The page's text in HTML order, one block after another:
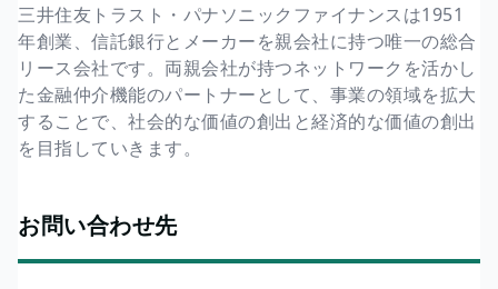
三井住友トラスト・パナソニックファイナンスは1951
年創業、信託銀行とメーカーを親会社に持つ唯一の総合
リース会社です。両親会社が持つネットワークを活かし
た金融仲介機能のパートナーとして、事業の領域を拡大
することで、社会的な価値の創出と経済的な価値の創出
を目指していきます。
お問い合わせ先